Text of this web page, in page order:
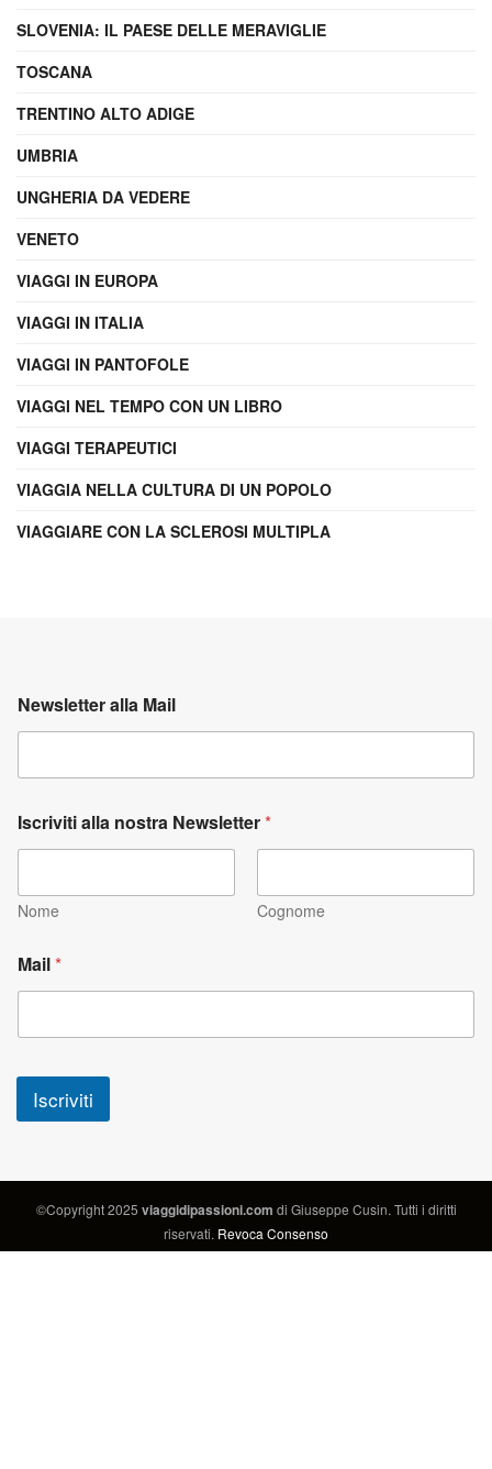
SLOVENIA: IL PAESE DELLE MERAVIGLIE
TOSCANA
TRENTINO ALTO ADIGE
UMBRIA
UNGHERIA DA VEDERE
VENETO
VIAGGI IN EUROPA
VIAGGI IN ITALIA
VIAGGI IN PANTOFOLE
VIAGGI NEL TEMPO CON UN LIBRO
VIAGGI TERAPEUTICI
VIAGGIA NELLA CULTURA DI UN POPOLO
VIAGGIARE CON LA SCLEROSI MULTIPLA
Newsletter alla Mail
Iscriviti alla nostra Newsletter*
Nome Cognome
Mail*
Iscriviti
©Copyright 2025 viaggidipassioni.com di Giuseppe Cusin. Tutti i diritti
riservati. Revoca Consenso